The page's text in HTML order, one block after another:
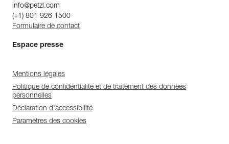
info@petzl.com
(+1) 801 926 1500
Formulaire de contact
Espace presse
Mentions légales
Politique de confidentialité et de traitement des données
personnelles
Déclaration d'accessibilité
Paramètres des cookies